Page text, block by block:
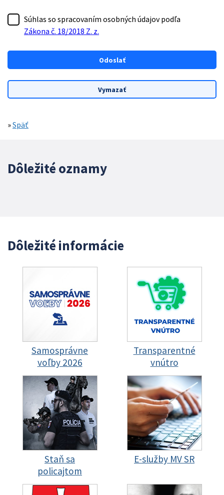
Súhlas so spracovaním osobných údajov podľa
Zákona č. 18/2018 Z. z.
»Späť
Dôležité oznamy
Dôležité informácie
Samosprávne
voľby 2026
Transparentné
vnútro
Staň sa
policajtom
E-služby MV SR